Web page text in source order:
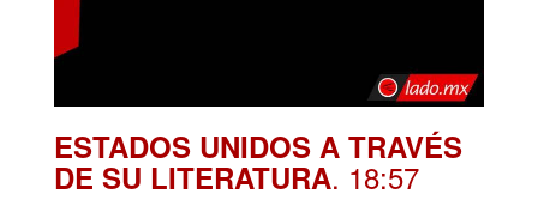
ESTADOS UNIDOS A TRAVÉS
DE SU LITERATURA. 18:57